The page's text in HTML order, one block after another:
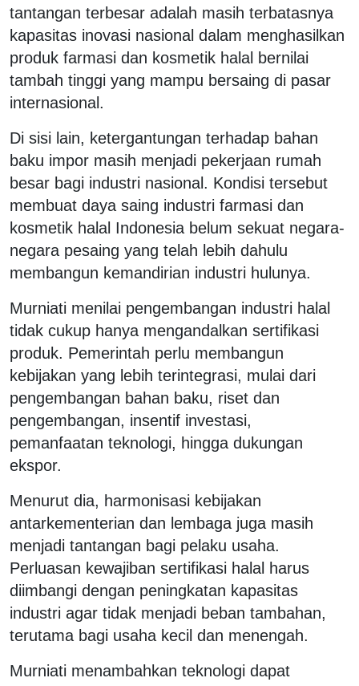
tantangan terbesar adalah masih terbatasnya
kapasitas inovasi nasional dalam menghasilkan
produk farmasi dan kosmetik halal bernilai
tambah tinggi yang mampu bersaing di pasar
internasional.
Di sisi lain, ketergantungan terhadap bahan
baku impor masih menjadi pekerjaan rumah
besar bagi industri nasional. Kondisi tersebut
membuat daya saing industri farmasi dan
kosmetik halal Indonesia belum sekuat negara-
negara pesaing yang telah lebih dahulu
membangun kemandirian industri hulunya.
Murniati menilai pengembangan industri halal
tidak cukup hanya mengandalkan sertifikasi
produk. Pemerintah perlu membangun
kebijakan yang lebih terintegrasi, mulai dari
pengembangan bahan baku, riset dan
pengembangan, insentif investasi,
pemanfaatan teknologi, hingga dukungan
ekspor.
Menurut dia, harmonisasi kebijakan
antarkementerian dan lembaga juga masih
menjadi tantangan bagi pelaku usaha.
Perluasan kewajiban sertifikasi halal harus
diimbangi dengan peningkatan kapasitas
industri agar tidak menjadi beban tambahan,
terutama bagi usaha kecil dan menengah.
Murniati menambahkan teknologi dapat